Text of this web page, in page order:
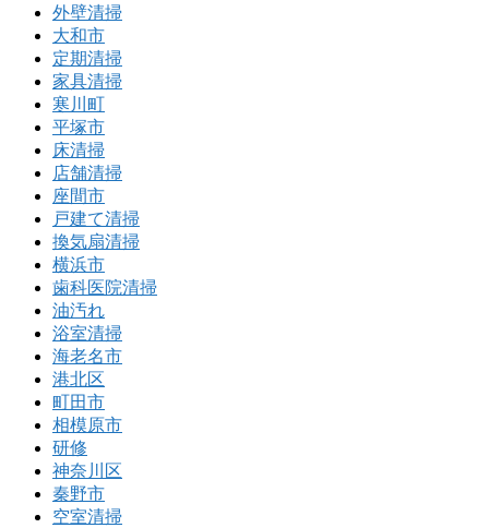
外壁清掃
大和市
定期清掃
家具清掃
寒川町
平塚市
床清掃
店舗清掃
座間市
戸建て清掃
換気扇清掃
横浜市
歯科医院清掃
油汚れ
浴室清掃
海老名市
港北区
町田市
相模原市
研修
神奈川区
秦野市
空室清掃